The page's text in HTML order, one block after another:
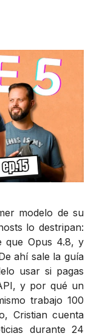
modelo de su
lo destripan:
que Opus 4.8, y
ahí sale la guía
usar si pagas
y por qué un
trabajo 100
Cristian cuenta
durante 24